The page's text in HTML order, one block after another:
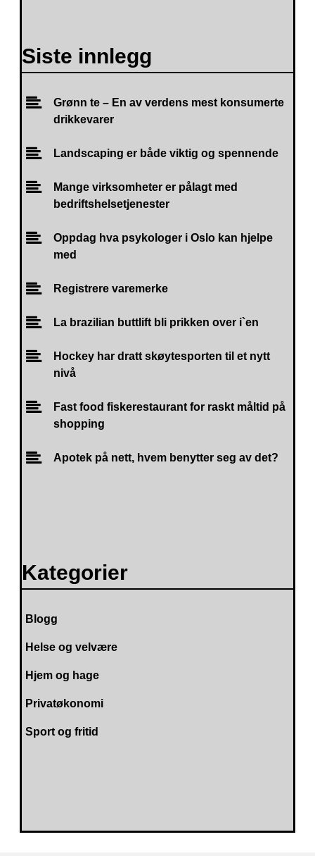
Siste innlegg
Grønn te – En av verdens mest konsumerte
drikkevarer
Landscaping er både viktig og spennende
Mange virksomheter er pålagt med
bedriftshelsetjenester
Oppdag hva psykologer i Oslo kan hjelpe
med
Registrere varemerke
La brazilian buttlift bli prikken over i`en
Hockey har dratt skøytesporten til et nytt
nivå
Fast food fiskerestaurant for raskt måltid på
shopping
Apotek på nett, hvem benytter seg av det?
Kategorier
Blogg
Helse og velvære
Hjem og hage
Privatøkonomi
Sport og fritid